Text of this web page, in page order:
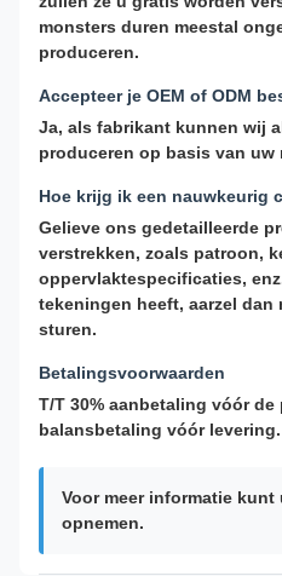
monsters duren meestal
produceren.
Accepteer je OEM of ODM
Ja, als fabrikant kunnen wij
produceren op basis van
Hoe krijg ik een nauwkeurig
Gelieve ons gedetailleerde
verstrekken, zoals patroon,
oppervlaktespecificaties,
tekeningen heeft, aarzel dan
sturen.
Betalingsvoorwaarden
T/T 30% aanbetaling vóór de
balansbetaling vóór levering.
Voor meer informatie
opnemen.